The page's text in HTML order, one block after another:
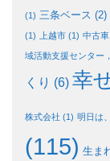
(1) 三条ベース (2)
(1) 上越市 (1) 中古車
域活動支援センター
くり (6) 幸
株式会社 (1) 明日は
(115) 生ま